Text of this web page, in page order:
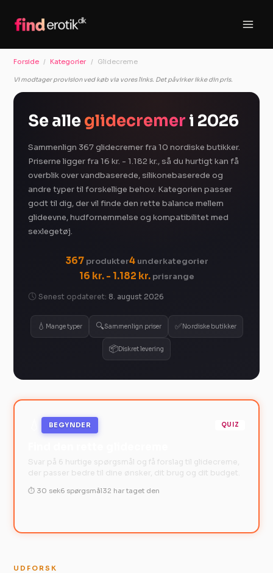
Forside Kategorier Glidecreme
Vi modtager provision ved køb via vores links. Det påvirker ikke din pris.
Se alleglidecremer i 2026
Sammenlign 367 glidecremer fra 10 nordiske butikker.
Priserne ligger fra 16 kr. - 1.182 kr., så du hurtigt kan få
overblik over vandbaserede, silikonebaserede og
andre typer til forskellige behov. Kategorien passer
godt til dig, der vil finde den rette balance mellem
glideevne, hudfornemmelse og kompatibilitet med
sexlegetøj.
367produkter4underkategorier
16 kr. - 1.182 kr.prisrange
Senest opdateret: 8. august 2026
💧 Mange typer 🔍Sammenlign priser ✅Nordiske butikker
📦Diskret levering
BEGYNDER QUIZ
Svar på 6 hurtige spørgsmål og få forslag til glidecreme,
der passer bedre til dine ønsker, dit brug og dit budget.
⏱ 30 sek6 spørgsmål32 har taget den
UDFORSK